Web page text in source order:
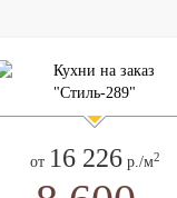
от 16 226р./м2